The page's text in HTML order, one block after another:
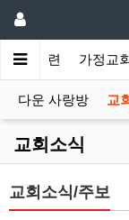
씀과훈련 가정교
다운 사랑방 교
교회소식
교회소식/주보